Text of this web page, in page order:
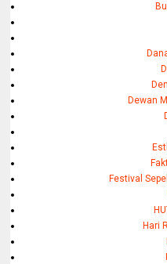
Dewan
Festival
Hari